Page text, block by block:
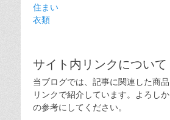
住まい
衣類
サイト内リンクについて
当ブログでは、記事に関連した商
リンクで紹介しています。よろし
の参考にしてください。